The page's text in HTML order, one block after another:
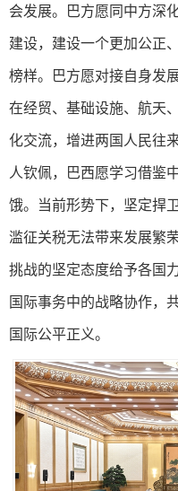
会发展。巴方愿同中方深
建设，建设一个更加公正
榜样。巴方愿对接自身发
在经贸、基础设施、航天
化交流，增进两国人民往
人钦佩，巴西愿学习借鉴
饿。当前形势下，坚定捍
滥征关税无法带来发展繁
挑战的坚定态度给予各国
国际事务中的战略协作，
国际公平正义。